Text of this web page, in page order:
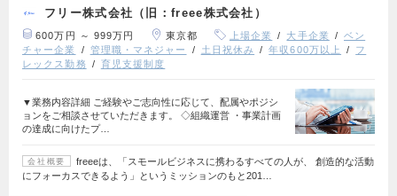
フリー株式会社（旧：freee株式会社）
600万円 ～ 999万円 東京都 上場企業 大手企業
ベン
チャー企業
管理職・マネジャー 土日祝休み 年収600万以上
フ
レックス勤務
育児支援制度
▼業務内容詳細 ご経験やご志向性に応じて、配属やポジシ
ョンをご相談させていただきます。 ◇組織運営 ・事業計画
の達成に向けたプ…
会社概要
freeeは、「スモールビジネスに携わるすべての人が、 創造的な活動
にフォーカスできるよう」というミッションのもと201…